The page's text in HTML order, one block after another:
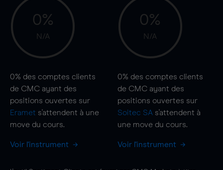
0%
N/A
0% des comptes clients
de CMC ayant des
positions ouvertes sur
Eramet s'attendent à une
move du cours.
Voir l'instrument
0%
N/A
0% des comptes clients
de CMC ayant des
positions ouvertes sur
Soitec SA s'attendent à
une move du cours.
Voir l'instrument